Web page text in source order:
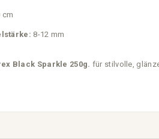
cm
8-12 mm
Black Sparkle 250g. für stilvolle,